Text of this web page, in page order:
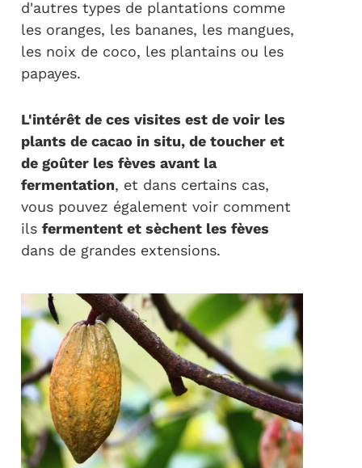
d'autres types de plantations comme
les oranges, les bananes, les mangues,
les noix de coco, les plantains ou les
papayes.
L'intérêt de ces visites est de voir les
plants de cacao in situ, de toucher et
de goûter les fèves avant la
fermentation, et dans certains cas,
vous pouvez également voir comment
ilsfermentent et sèchent les fèves
dans de grandes extensions.